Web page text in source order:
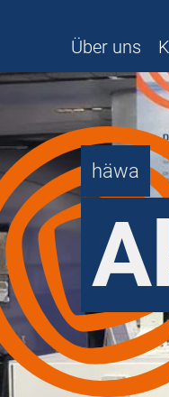
Über uns
häwa